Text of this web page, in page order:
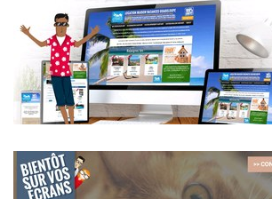
~373€/mois économisés d'annonces commerciales